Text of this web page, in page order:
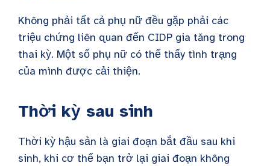
Không phải tất cả phụ nữ đều gặp phải các
triệu chứng liên quan đến CIDP gia tăng trong
thai kỳ. Một số phụ nữ có thể thấy tình trạng
của mình được cải thiện.
Thời kỳ sau sinh
Thời kỳ hậu sản là giai đoạn bắt đầu sau khi
sinh, khi cơ thể bạn trở lại giai đoạn không